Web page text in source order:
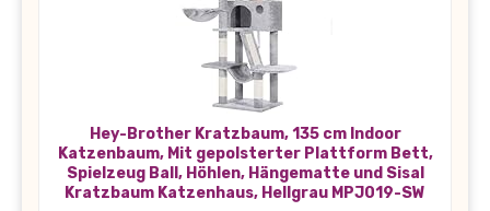
Hey-Brother Kratzbaum, 135 cm Indoor
Katzenbaum, Mit gepolsterter Plattform Bett,
Spielzeug Ball, Höhlen, Hängematte und Sisal
Kratzbaum Katzenhaus, Hellgrau MPJ019-SW